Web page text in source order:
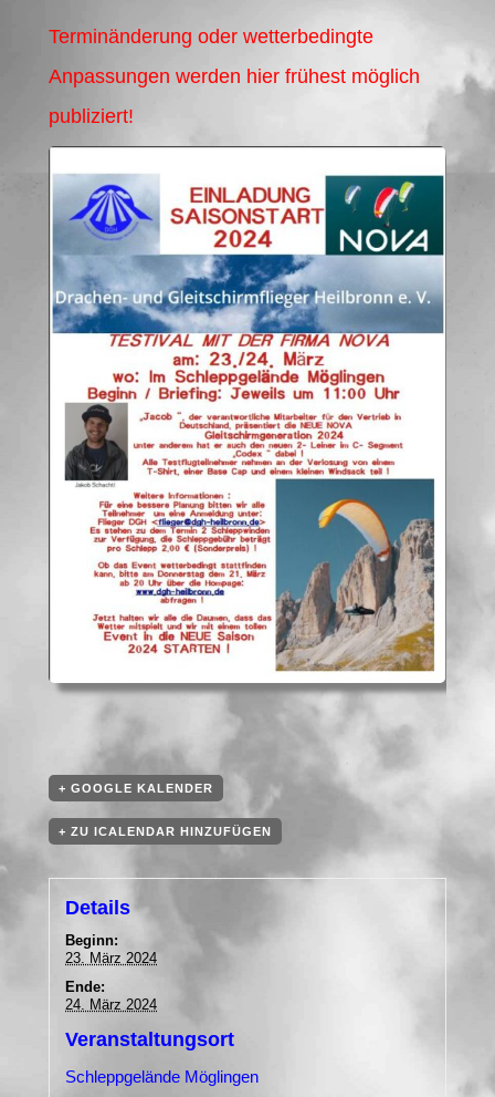
Terminänderung oder wetterbedingte
Anpassungen werden hier frühest möglich
publiziert!
+ GOOGLE KALENDER
+ ZU ICALENDAR HINZUFÜGEN
Details
Beginn:
23. März 2024
Ende:
24. März 2024
Veranstaltungsort
Schleppgelände Möglingen